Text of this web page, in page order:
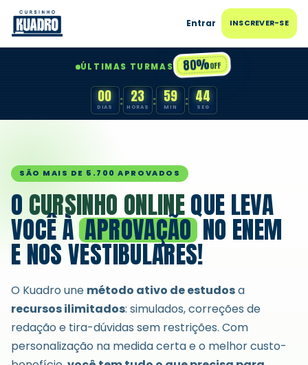
Entrar INSCREVER-SE
ÚLTIMAS TURMAS 80%OFF
00
DIAS : 23
HORAS : 59
MIN : 43
SEG
SÃO MAIS DE 5.700 APROVADOS
O CURSINHO ONLINEQUE LEVA
VOCÊ ÀAPROVAÇÃO NO ENEM
E NOS VESTIBULARES!
O Kuadro une método ativo de estudosa
recursos ilimitados: simulados, correções de
redação e tira-dúvidas sem restrições. Com
personalização na medida certa e o melhor custo-